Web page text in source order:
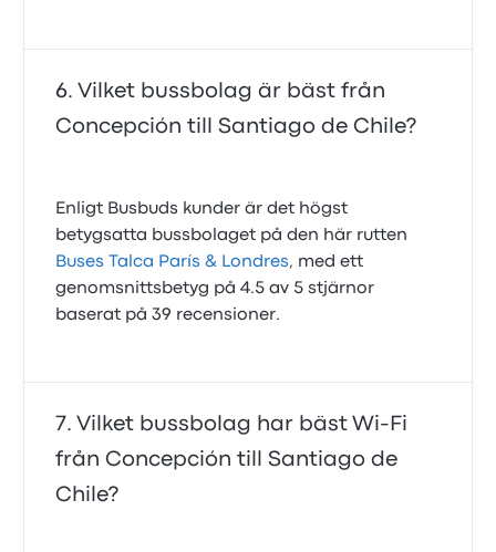
Vilket bussbolag är bäst från
Concepción till Santiago de Chile?
Enligt Busbuds kunder är det högst
betygsatta bussbolaget på den här rutten
Buses Talca París & Londres, med ett
genomsnittsbetyg på 4.5 av 5 stjärnor
baserat på 39 recensioner.
Vilket bussbolag har bäst Wi-Fi
från Concepción till Santiago de
Chile?